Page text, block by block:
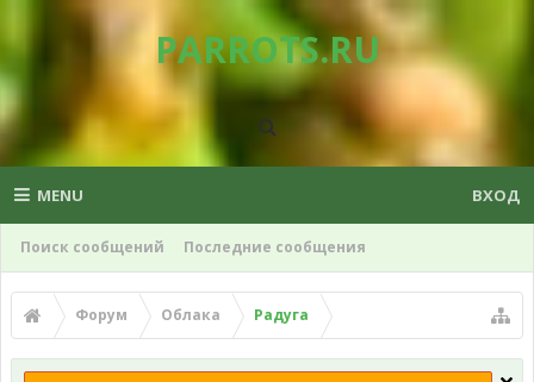
PARROTS.RU
MENU
Поиск сообщений Последние сообщения
ВХОД
Форум Облака Радуга